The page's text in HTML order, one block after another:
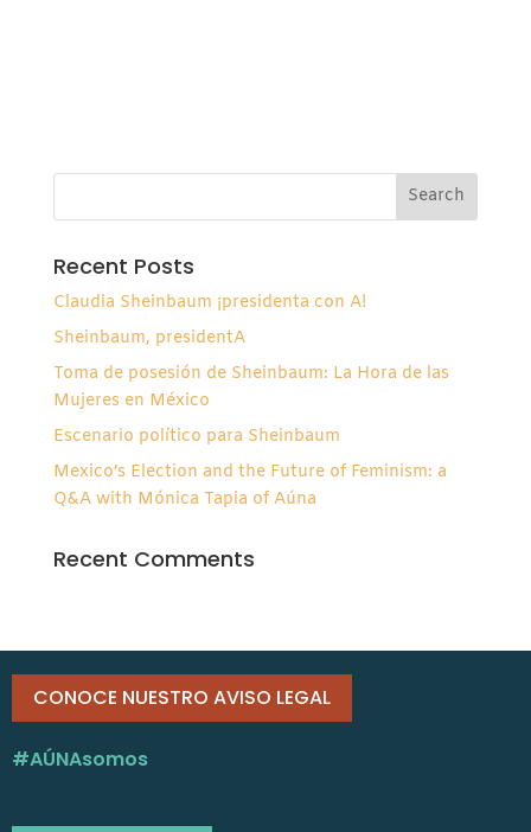
Recent Posts
Claudia Sheinbaum ¡presidenta con A!
Sheinbaum, presidentA
Toma de posesión de Sheinbaum: La Hora de las
Mujeres en México
Escenario político para Sheinbaum
Mexico’s Election and the Future of Feminism: a
Q&A with Mónica Tapia of Aúna
Recent Comments
CONOCE NUESTRO AVISO LEGAL
#AÚNAsomos